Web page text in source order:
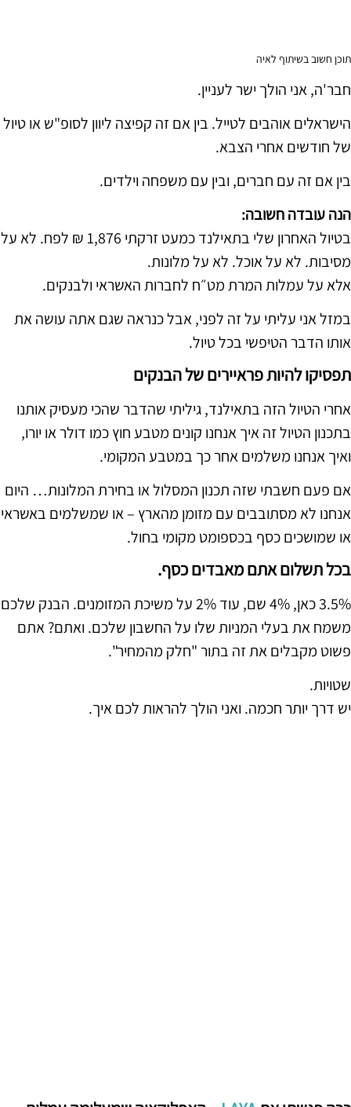
תוכן חשוב בשיתוף לאיה
חבר'ה, אני הולך ישר לעניין.
הישראלים אוהבים לטייל. בין אם זה קפיצה ליוון לסופ"ש או טיול
של חודשים אחרי הצבא.
בין אם זה עם חברים, ובין עם משפחה וילדים.
הנה עובדה חשובה:
בטיול האחרון שלי בתאילנד כמעט זרקתי 1,876 ₪ לפח. לא על
מסיבות. לא על אוכל. לא על מלונות.
אלא על עמלות המרת מט״ח לחברות האשראי ולבנקים.
במזל אני עליתי על זה לפני, אבל כנראה שגם אתה עושה את
אותו הדבר הטיפשי בכל טיול.
תפסיקו להיות פראיירים של הבנקים
אחרי הטיול הזה בתאילנד, גיליתי שהדבר שהכי מעסיק אותנו
בתכנון הטיול זה איך אנחנו קונים מטבע חוץ כמו דולר או יורו,
ואיך אנחנו משלמים אחר כך במטבע המקומי.
אם פעם חשבתי שזה תכנון המסלול או בחירת המלונות… היום
אנחנו לא מסתובבים עם מזומן מהארץ – או שמשלמים באשראי
או שמושכים כסף בכספומט מקומי בחול.
בכל תשלום אתם מאבדים כסף.
3.5% כאן, 4% שם, עוד 2% על משיכת המזומנים. הבנק שלכם
משמח את בעלי המניות שלו על החשבון שלכם. ואתם? אתם
פשוט מקבלים את זה בתור "חלק מהמחיר".
שטויות.
יש דרך יותר חכמה. ואני הולך להראות לכם איך.